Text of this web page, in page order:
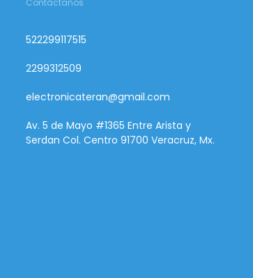
Contáctanos
522299117515
2299312509
electronicateran@gmail.com
Av. 5 de Mayo #1365 Entre Arista y
Serdan Col. Centro 91700 Veracruz, Mx.